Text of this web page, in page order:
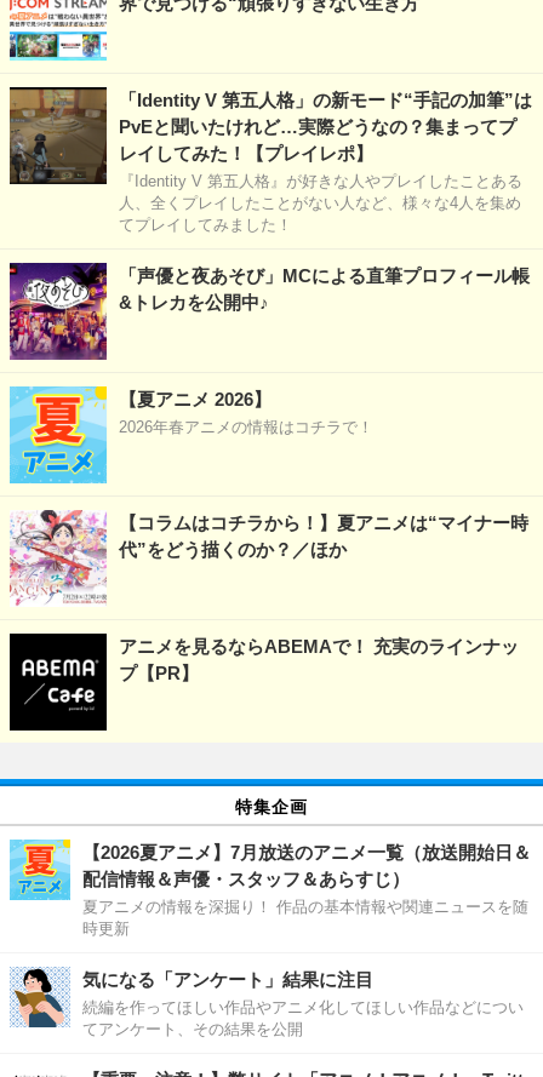
「Identity V 第五人格」の新モード“手記の加筆”は
PvEと聞いたけれど…実際どうなの？集まってプ
レイしてみた！【プレイレポ】
『Identity V 第五人格』が好きな人やプレイしたことある
人、全くプレイしたことがない人など、様々な4人を集め
てプレイしてみました！
「声優と夜あそび」MCによる直筆プロフィール帳
&トレカを公開中♪
【夏アニメ 2026】
2026年春アニメの情報はコチラで！
【コラムはコチラから！】夏アニメは“マイナー時
代”をどう描くのか？／ほか
アニメを見るならABEMAで！ 充実のラインナッ
プ【PR】
特集企画
【2026夏アニメ】7月放送のアニメ一覧（放送開始日＆
配信情報＆声優・スタッフ＆あらすじ）
夏アニメの情報を深掘り！ 作品の基本情報や関連ニュースを随
時更新
気になる「アンケート」結果に注目
続編を作ってほしい作品やアニメ化してほしい作品などについ
てアンケート、その結果を公開